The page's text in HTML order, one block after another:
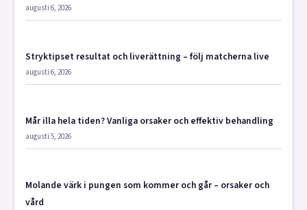
augusti 6, 2026
Stryktipset resultat och liverättning – följ matcherna live
augusti 6, 2026
Mår illa hela tiden? Vanliga orsaker och effektiv behandling
augusti 5, 2026
Molande värk i pungen som kommer och går – orsaker och
vård